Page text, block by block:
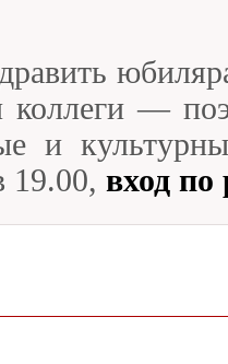
коллеги —
и
19.00, вход по